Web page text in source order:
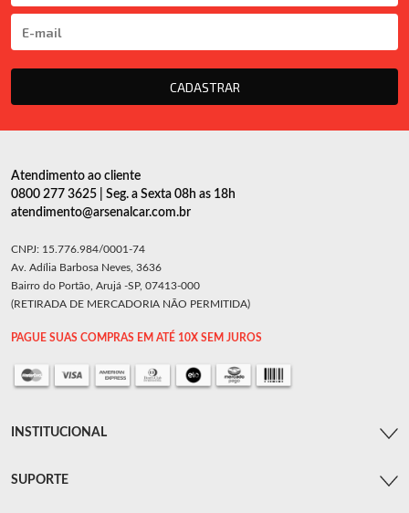
CADASTRAR
Atendimento ao cliente
0800 277 3625 | Seg. a Sexta 08h as 18h
atendimento@arsenalcar.com.br
CNPJ: 15.776.984/0001-74
Av. Adília Barbosa Neves, 3636
Bairro do Portão, Arujá -SP, 07413-000
(RETIRADA DE MERCADORIA NÃO PERMITIDA)
PAGUE SUAS COMPRAS EM ATÉ 10X SEM JUROS
INSTITUCIONAL
SUPORTE